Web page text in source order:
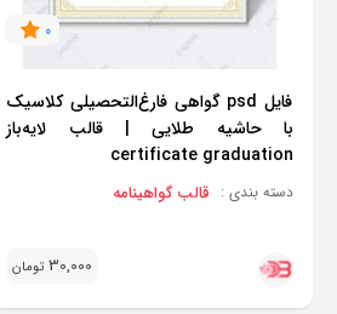
0
فایل psd گواهی فارغ‌التحصیلی کلاسیک
با حاشیه طلایی | قالب لایه‌باز
certificate graduation
دسته بندی : قالب گواهینامه
30,000 تومان